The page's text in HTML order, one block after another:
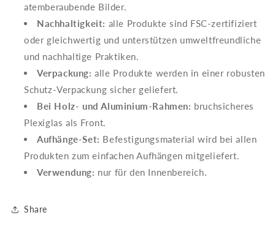
atemberaubende Bilder.
Nachhaltigkeit: alle Produkte sind FSC-zertifiziert
oder gleichwertig und unterstützen umweltfreundliche
und nachhaltige Praktiken.
Verpackung: alle Produkte werden in einer robusten
Schutz-Verpackung sicher geliefert.
Bei Holz- und Aluminium-Rahmen: bruchsicheres
Plexiglas als Front.
Aufhänge-Set: Befestigungsmaterial wird bei allen
Produkten zum einfachen Aufhängen mitgeliefert.
Verwendung: nur für den Innenbereich.
Share